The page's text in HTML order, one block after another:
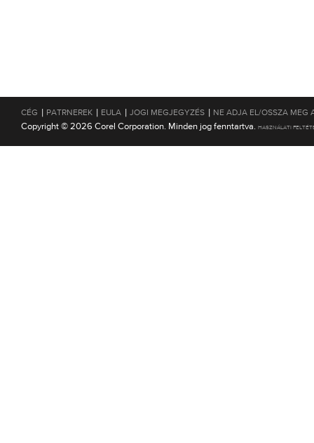
CÉG | PATRNEREK | EULA | JOGI MEGJEGYZÉS | NE ADJA EL/OSSZA MEG
Copyright © 2026 Corel Corporation. Minden jog fenntartva. HASZNÁLATI